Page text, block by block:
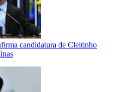
candidatura de Cleitinho